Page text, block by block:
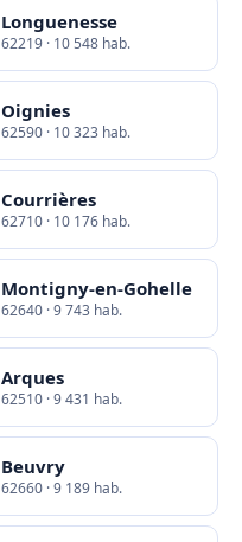
Longuenesse
62219 · 10 548 hab.
Oignies
62590 · 10 323 hab.
Courrières
62710 · 10 176 hab.
Montigny-en-Gohelle
62640 · 9 743 hab.
Arques
62510 · 9 431 hab.
Beuvry
62660 · 9 189 hab.